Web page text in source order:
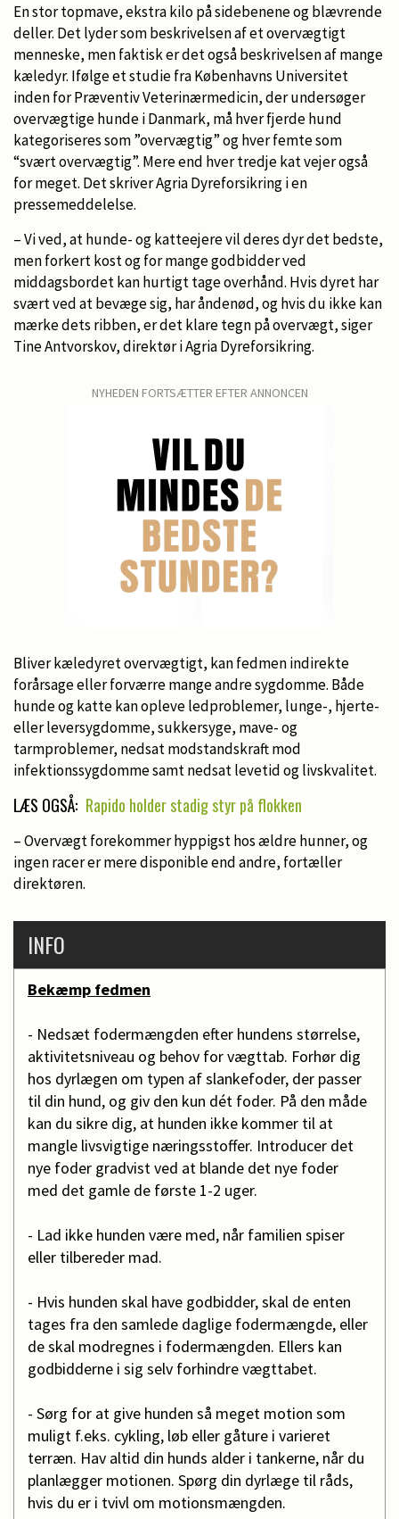
En stor topmave, ekstra kilo på sidebenene og blævrende
deller. Det lyder som beskrivelsen af et overvægtigt
menneske, men faktisk er det også beskrivelsen af mange
kæledyr. Ifølge et studie fra Københavns Universitet
inden for Præventiv Veterinærmedicin, der undersøger
overvægtige hunde i Danmark, må hver fjerde hund
kategoriseres som ”overvægtig” og hver femte som
“svært overvægtig”. Mere end hver tredje kat vejer også
for meget. Det skriver Agria Dyreforsikring i en
pressemeddelelse.
– Vi ved, at hunde- og katteejere vil deres dyr det bedste,
men forkert kost og for mange godbidder ved
middagsbordet kan hurtigt tage overhånd. Hvis dyret har
svært ved at bevæge sig, har åndenød, og hvis du ikke kan
mærke dets ribben, er det klare tegn på overvægt, siger
Tine Antvorskov, direktør i Agria Dyreforsikring.
NYHEDEN FORTSÆTTER EFTER ANNONCEN
Bliver kæledyret overvægtigt, kan fedmen indirekte
forårsage eller forværre mange andre sygdomme. Både
hunde og katte kan opleve ledproblemer, lunge-, hjerte-
eller leversygdomme, sukkersyge, mave- og
tarmproblemer, nedsat modstandskraft mod
infektionssygdomme samt nedsat levetid og livskvalitet.
LÆS OGSÅ: Rapido holder stadig styr på flokken
– Overvægt forekommer hyppigst hos ældre hunner, og
ingen racer er mere disponible end andre, fortæller
direktøren.
INFO
Bekæmp fedmen
- Nedsæt fodermængden efter hundens størrelse,
aktivitetsniveau og behov for vægttab. Forhør dig
hos dyrlægen om typen af slankefoder, der passer
til din hund, og giv den kun dét foder. På den måde
kan du sikre dig, at hunden ikke kommer til at
mangle livsvigtige næringsstoffer. Introducer det
nye foder gradvist ved at blande det nye foder
med det gamle de første 1-2 uger.
- Lad ikke hunden være med, når familien spiser
eller tilbereder mad.
- Hvis hunden skal have godbidder, skal de enten
tages fra den samlede daglige fodermængde, eller
de skal modregnes i fodermængden. Ellers kan
godbidderne i sig selv forhindre vægttabet.
- Sørg for at give hunden så meget motion som
muligt f.eks. cykling, løb eller gåture i varieret
terræn. Hav altid din hunds alder i tankerne, når du
planlægger motionen. Spørg din dyrlæge til råds,
hvis du er i tvivl om motionsmængden.